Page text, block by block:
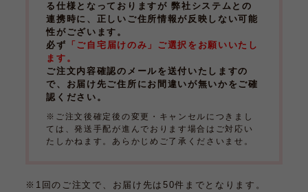
る仕様となっておりますが 弊社システムとの
連携時に、正しいご住所情報が反映しない可能
性がございます。
必ず 「ご自宅届けのみ」ご選択をお願いいたし
ます。
ご注文内容確認のメールを送付いたしますの
で、お届け先ご住所にお間違いが無いかをご確
認ください。
※ご注文後確定後の変更・キャンセルにつきまし
ては、発送手配が進んでおります場合はご対応い
たしかねます。あらかじめご了承くださいませ。
※1回のご注文で、お届け先は50件までとなります。